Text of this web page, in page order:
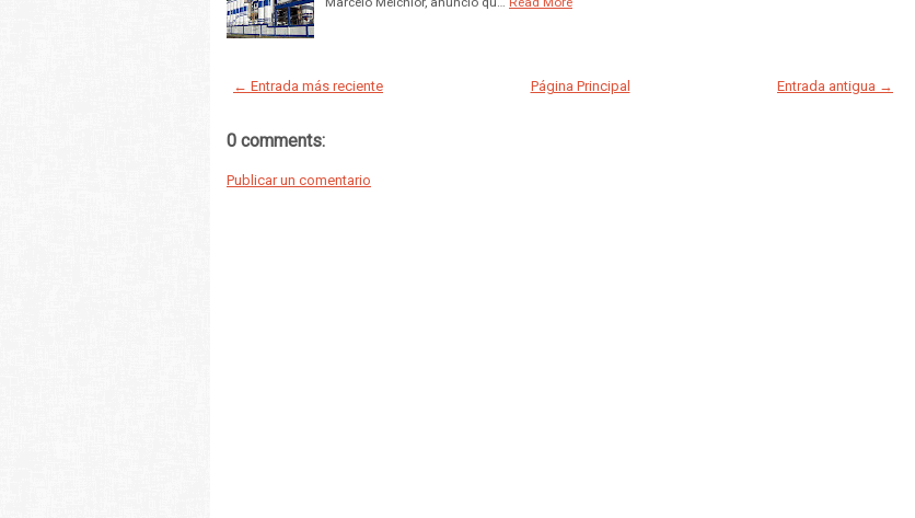
← Entrada más reciente Entrada antigua →
Página Principal
0 comments:
Publicar un comentario